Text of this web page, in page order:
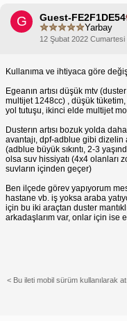
G Guest-FE2F1DE54
Yarbay
12 Şubat 2022
Kullanıma ve ihtiyaca göre
Egeanın artısı düşük mtv
multijet 1248cc) , düşük
yol tutuşu, ikinci elde multijet
Dusterın artısı bozuk yolda
avantajı, dpf-adblue gibi dizelin
(adblue büyük sıkıntı, 2-3
olsa suv hissiyatı (4x4 olanları
suvların içinden geçer)
Ben ilçede görev yapıyorum
hastane vb. iş yoksa araba
için bu iki araçtan duster
arkadaşlarım var, onlar için ise
< Bu ileti mobil sürüm kullanılarak